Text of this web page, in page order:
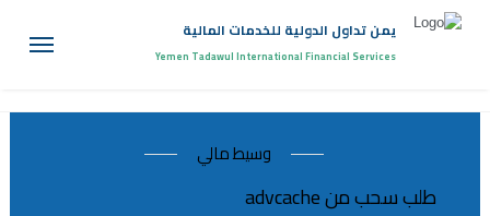
يمن تداول الدولية للخدمات المالية
Yemen Tadawul International Financial Services
وسيط مالي
طلب سحب من advcache